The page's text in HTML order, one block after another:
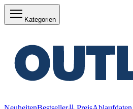
Kategorien